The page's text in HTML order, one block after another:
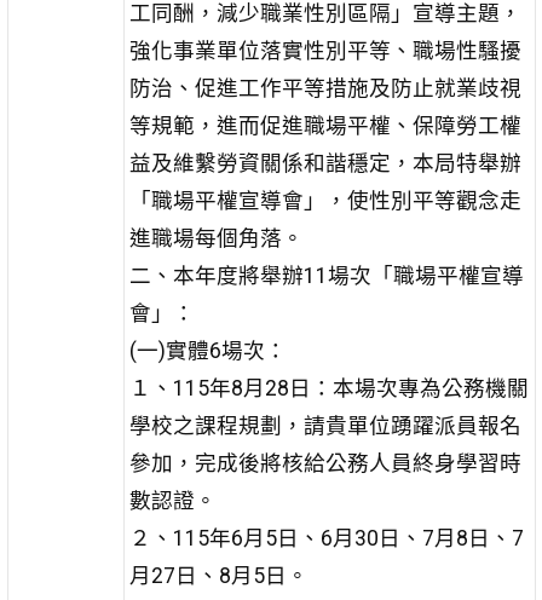
工同酬，減少職業性別區隔」宣導主題，
強化事業單位落實性別平等、職場性騷擾
防治、促進工作平等措施及防止就業歧視
等規範，進而促進職場平權、保障勞工權
益及維繫勞資關係和諧穩定，本局特舉辦
「職場平權宣導會」，使性別平等觀念走
進職場每個角落。
二、本年度將舉辦11場次「職場平權宣導
會」：
(一)實體6場次：
１、115年8月28日：本場次專為公務機關
學校之課程規劃，請貴單位踴躍派員報名
參加，完成後將核給公務人員終身學習時
數認證。
２、115年6月5日、6月30日、7月8日、7
月27日、8月5日。